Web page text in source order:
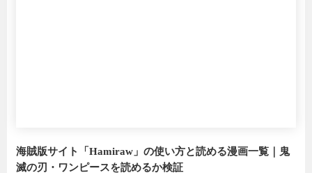
海賊版サイト「Hamiraw」の使い方と読める漫画一覧｜鬼
滅の刃・ワンピースを読めるか検証